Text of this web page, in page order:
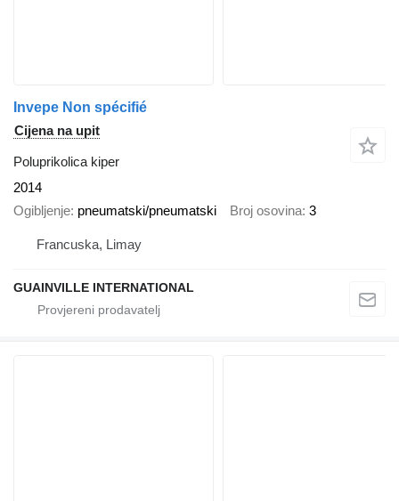
Invepe Non spécifié
Cijena na upit
Poluprikolica kiper
2014
Ogibljenje pneumatski/pneumatski Broj osovina 3
Francuska, Limay
GUAINVILLE INTERNATIONAL